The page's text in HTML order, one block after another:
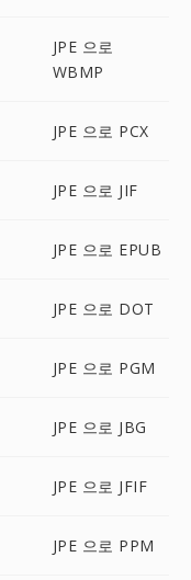
JPE 으로
WBMP
JPE 으로 PCX
JPE 으로 JIF
JPE 으로 EPUB
JPE 으로 DOT
JPE 으로 PGM
JPE 으로 JBG
JPE 으로 JFIF
JPE 으로 PPM